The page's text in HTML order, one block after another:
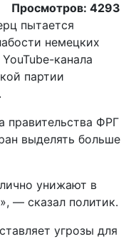
Просмотров: 4293
пытается
немецких
канала
партии
правительства ФРГ
выделять больше
унижают в
— сказал политик.
угрозы для